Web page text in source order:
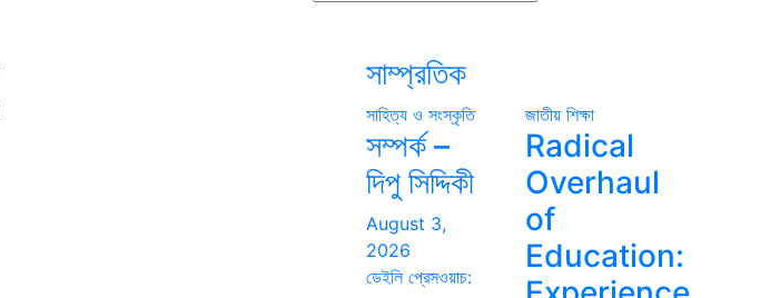
সাম্প্রতিক
সাহিত্য ও সংস্কৃতি
সম্পর্ক –
দিপু সিদ্দিকী
August 3,
2026
ডেইলি প্রেসওয়াচ:
জাতীয় শিক্ষা
Radical
Overhaul
of
Education: